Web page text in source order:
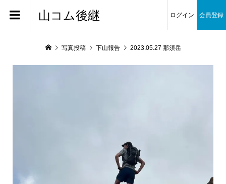
山コム後継 ログイン 会員登録
写真投稿 下山報告 2023.05.27 那須岳